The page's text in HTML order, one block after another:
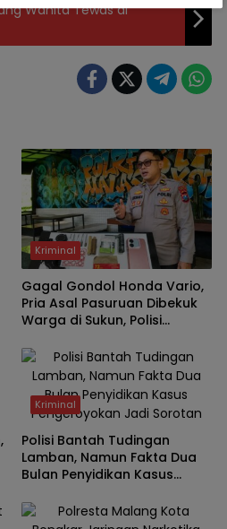
Wanita Tewas di
Kriminal
Gagal Gondol Honda Vario,
Pria Asal Pasuruan Dibekuk
Warga di Sukun, Polisi
Kunci T
Kriminal
Polisi Bantah Tudingan
Lamban, Namun Fakta Dua
Bulan Penyidikan Kasus